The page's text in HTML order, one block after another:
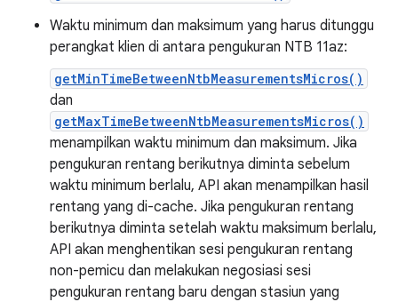
Waktu minimum dan maksimum yang harus ditunggu
perangkat klien di antara pengukuran NTB 11az:
getMinTimeBetweenNtbMeasurementsMicros()
dan
getMaxTimeBetweenNtbMeasurementsMicros()
menampilkan waktu minimum dan maksimum. Jika
pengukuran rentang berikutnya diminta sebelum
waktu minimum berlalu, API akan menampilkan hasil
rentang yang di-cache. Jika pengukuran rentang
berikutnya diminta setelah waktu maksimum berlalu,
API akan menghentikan sesi pengukuran rentang
non-pemicu dan melakukan negosiasi sesi
pengukuran rentang baru dengan stasiun yang